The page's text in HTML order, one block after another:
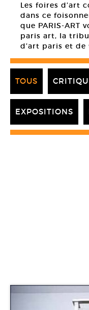
Les foires d’art
dans ce
que PARIS-ART
paris art, la
d’art paris et de
TOUS
EXPOSITIONS